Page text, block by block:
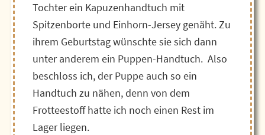
Tochter ein Kapuzenhandtuch mit
Spitzenborte und Einhorn-Jersey genäht. Zu
ihrem Geburtstag wünschte sie sich dann
unter anderem ein Puppen-Handtuch. Also
beschloss ich, der Puppe auch so ein
Handtuch zu nähen, denn von dem
Frotteestoff hatte ich noch einen Rest im
Lager liegen.